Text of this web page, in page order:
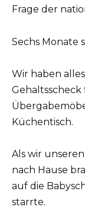
Frage der
Sechs Monate
Wir haben
Gehaltsscheck
Küchentisch.
Als wir
nach Hause
auf die
starrte.